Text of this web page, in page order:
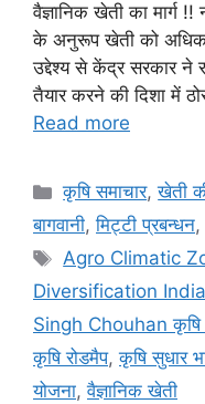
वैज्ञानिक खेती का मार्ग
के अनुरूप खेती को अधिक
उद्देश्य से केंद्र सरकार ने
तैयार करने की दिशा में
Read more
कृषि समाचार,खेती
बागवानी,मि‌ट्टी प्रबन्धन,
Agro Climatic
Diversification India
Singh Chouhan कृषि
कृषि रोडमैप,कृषि सुधार
योजना,वैज्ञानिक खेती